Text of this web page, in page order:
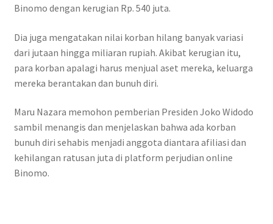
Binomo dengan kerugian Rp. 540 juta.
Dia juga mengatakan nilai korban hilang banyak variasi
dari jutaan hingga miliaran rupiah. Akibat kerugian itu,
para korban apalagi harus menjual aset mereka, keluarga
mereka berantakan dan bunuh diri.
Maru Nazara memohon pemberian Presiden Joko Widodo
sambil menangis dan menjelaskan bahwa ada korban
bunuh diri sehabis menjadi anggota diantara afiliasi dan
kehilangan ratusan juta di platform perjudian online
Binomo.